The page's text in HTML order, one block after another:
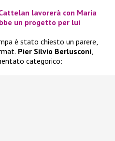
lavorerà con Maria
un progetto per lui
è stato chiesto un parere,
Pier Silvio Berlusconi,
categorico: